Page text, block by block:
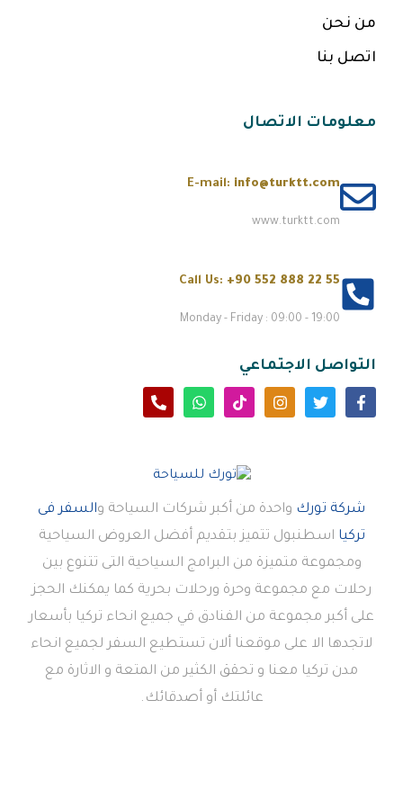
من نحن
اتصل بنا
معلومات الاتصال
E-mail: info@turktt.com
www.turktt.com
Call Us: +90 552 888 22 55
Monday - Friday : 09:00 - 19:00
التواصل الاجتماعي
شركة تورك واحدة من أكبر شركات السياحة والسفر فى
تركيا اسطنبول تتميز بتقديم أفضل العروض السياحية
ومجموعة متميزة من البرامج السياحية التى تتنوع بين
رحلات مع مجموعة وحرة ورحلات بحرية كما يمكنك الحجز
على أكبر مجموعة من الفنادق في جميع انحاء تركيا بأسعار
لاتجدها الا على موقعنا ألان تستطيع السفر لجميع انحاء
مدن تركيا معنا و تحقق الكثير من المتعة و الاثارة مع
عائلتك أو أصدقائك.